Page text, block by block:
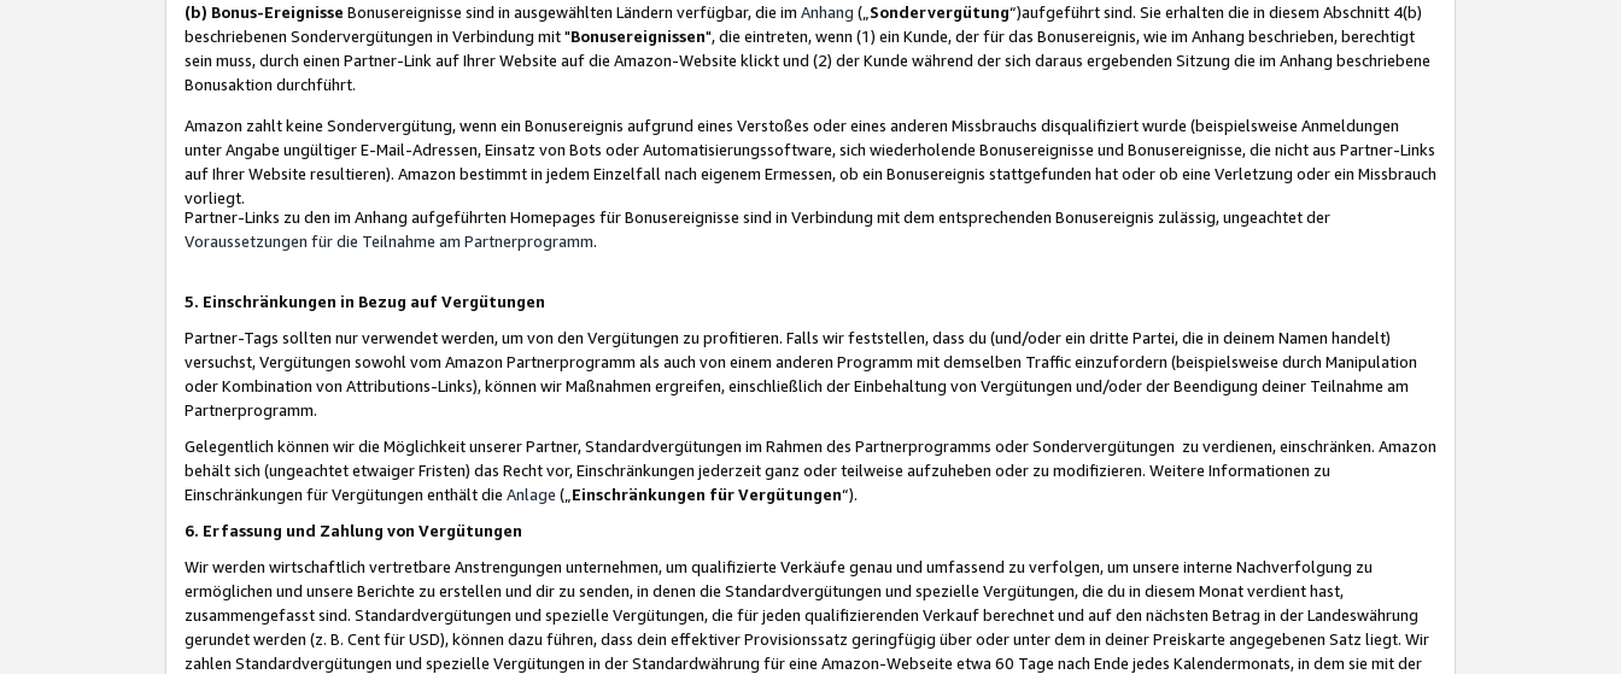
(b) Bonus-Ereignisse Bonusereignisse sind in ausgewählten Ländern verfügbar, die im Anhang („ Sondervergütung“)aufgeführt sind. Sie erhalten die in diesem Abschnitt 4(b)
beschriebenen Sondervergütungen in Verbindung mit "Bonusereignissen", die eintreten, wenn (1) ein Kunde, der für das Bonusereignis, wie im Anhang beschrieben, berechtigt
sein muss, durch einen Partner-Link auf Ihrer Website auf die Amazon-Website klickt und (2) der Kunde während der sich daraus ergebenden Sitzung die im Anhang beschriebene
Bonusaktion durchführt.
Amazon zahlt keine Sondervergütung, wenn ein Bonusereignis aufgrund eines Verstoßes oder eines anderen Missbrauchs disqualifiziert wurde (beispielsweise Anmeldungen
unter Angabe ungültiger E-Mail-Adressen, Einsatz von Bots oder Automatisierungssoftware, sich wiederholende Bonusereignisse und Bonusereignisse, die nicht aus Partner-Links
auf Ihrer Website resultieren). Amazon bestimmt in jedem Einzelfall nach eigenem Ermessen, ob ein Bonusereignis stattgefunden hat oder ob eine Verletzung oder ein Missbrauch
vorliegt.
Partner-Links zu den im Anhang aufgeführten Homepages für Bonusereignisse sind in Verbindung mit dem entsprechenden Bonusereignis zulässig, ungeachtet der
Voraussetzungen für die Teilnahme am Partnerprogramm.
5. Einschränkungen in Bezug auf Vergütungen
Partner-Tags sollten nur verwendet werden, um von den Vergütungen zu profitieren. Falls wir feststellen, dass du (und/oder ein dritte Partei, die in deinem Namen handelt)
versuchst, Vergütungen sowohl vom Amazon Partnerprogramm als auch von einem anderen Programm mit demselben Traffic einzufordern (beispielsweise durch Manipulation
oder Kombination von Attributions-Links), können wir Maßnahmen ergreifen, einschließlich der Einbehaltung von Vergütungen und/oder der Beendigung deiner Teilnahme am
Partnerprogramm.
Gelegentlich können wir die Möglichkeit unserer Partner, Standardvergütungen im Rahmen des Partnerprogramms oder Sondervergütungen zu verdienen, einschränken. Amazon
behält sich (ungeachtet etwaiger Fristen) das Recht vor, Einschränkungen jederzeit ganz oder teilweise aufzuheben oder zu modifizieren. Weitere Informationen zu
Einschränkungen für Vergütungen enthält die Anlage („ Einschränkungen für Vergütungen“).
6. Erfassung und Zahlung von Vergütungen
Wir werden wirtschaftlich vertretbare Anstrengungen unternehmen, um qualifizierte Verkäufe genau und umfassend zu verfolgen, um unsere interne Nachverfolgung zu
ermöglichen und unsere Berichte zu erstellen und dir zu senden, in denen die Standardvergütungen und spezielle Vergütungen, die du in diesem Monat verdient hast,
zusammengefasst sind. Standardvergütungen und spezielle Vergütungen, die für jeden qualifizierenden Verkauf berechnet und auf den nächsten Betrag in der Landeswährung
gerundet werden (z. B. Cent für USD), können dazu führen, dass dein effektiver Provisionssatz geringfügig über oder unter dem in deiner Preiskarte angegebenen Satz liegt. Wir
zahlen Standardvergütungen und spezielle Vergütungen in der Standardwährung für eine Amazon-Webseite etwa 60 Tage nach Ende jedes Kalendermonats, in dem sie mit der